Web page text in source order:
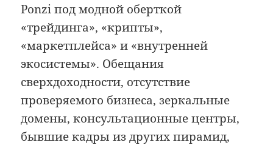
Ponzi под модной оберткой
«трейдинга», «крипты»,
«маркетплейса» и «внутренней
экосистемы». Обещания
сверхдоходности, отсутствие
проверяемого бизнеса, зеркальные
домены, консультационные центры,
бывшие кадры из других пирамид,